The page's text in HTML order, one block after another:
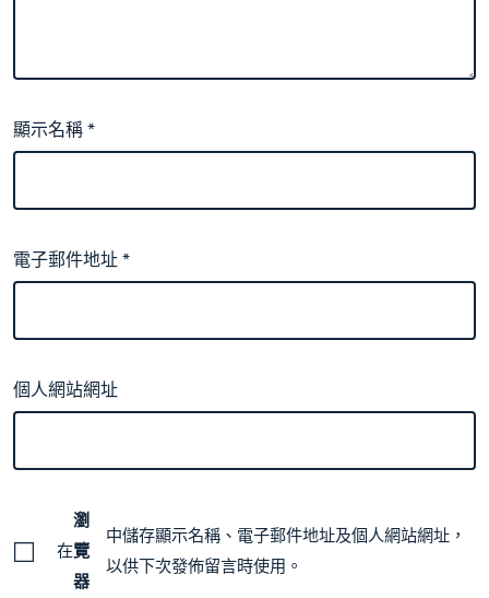
顯示名稱*
電子郵件地址*
個人網站網址
在
瀏
覽
器
中儲存顯示名稱、電子郵件地址及個人網站網址，
以供下次發佈留言時使用。